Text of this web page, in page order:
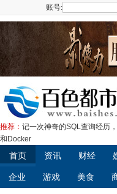
账号:
推荐： 记一次神奇的SQL查询经历
和Docker
首页 资讯 财经
企业 游戏 美食